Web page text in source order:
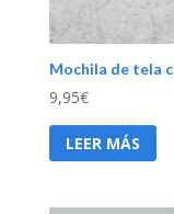
Mochila de tela
9,95€
LEER MÁS